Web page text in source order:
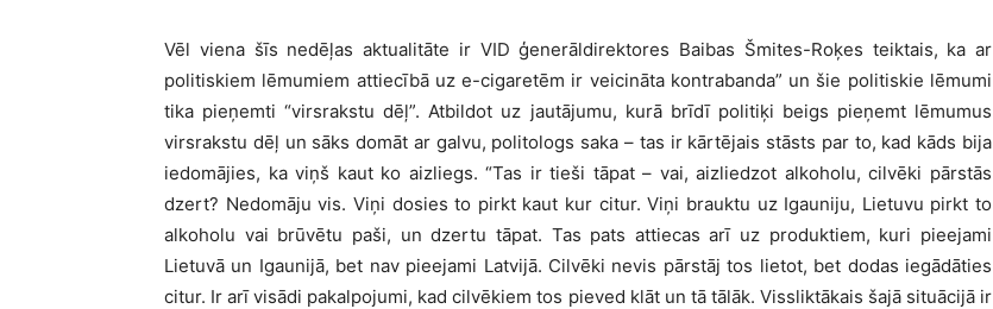
Vēl viena šīs nedēļas aktualitāte ir VID ģenerāldirektores Baibas Šmites-Roķes teiktais, ka ar
politiskiem lēmumiem attiecībā uz e-cigaretēm ir veicināta kontrabanda” un šie politiskie lēmumi
tika pieņemti “virsrakstu dēļ”. Atbildot uz jautājumu, kurā brīdī politiķi beigs pieņemt lēmumus
virsrakstu dēļ un sāks domāt ar galvu, politologs saka – tas ir kārtējais stāsts par to, kad kāds bija
iedomājies, ka viņš kaut ko aizliegs. “Tas ir tieši tāpat – vai, aizliedzot alkoholu, cilvēki pārstās
dzert? Nedomāju vis. Viņi dosies to pirkt kaut kur citur. Viņi brauktu uz Igauniju, Lietuvu pirkt to
alkoholu vai brūvētu paši, un dzertu tāpat. Tas pats attiecas arī uz produktiem, kuri pieejami
Lietuvā un Igaunijā, bet nav pieejami Latvijā. Cilvēki nevis pārstāj tos lietot, bet dodas iegādāties
citur. Ir arī visādi pakalpojumi, kad cilvēkiem tos pieved klāt un tā tālāk. Vissliktākais šajā situācijā ir